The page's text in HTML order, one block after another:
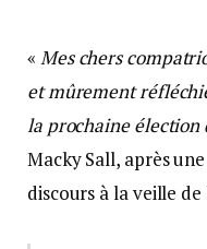
« Mes chers
et mûrement
la prochaine élection
Macky Sall, après
discours à la veille